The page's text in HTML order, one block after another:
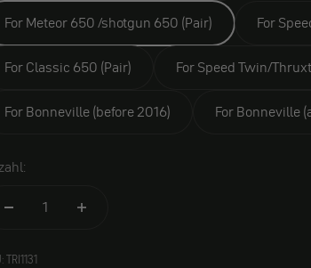
For Meteor 650 /shotgun 650 (Pair) For
For Classic 650 (Pair) For Speed Twin/
For Bonneville (before 2016) For Bonneville
TRI1131